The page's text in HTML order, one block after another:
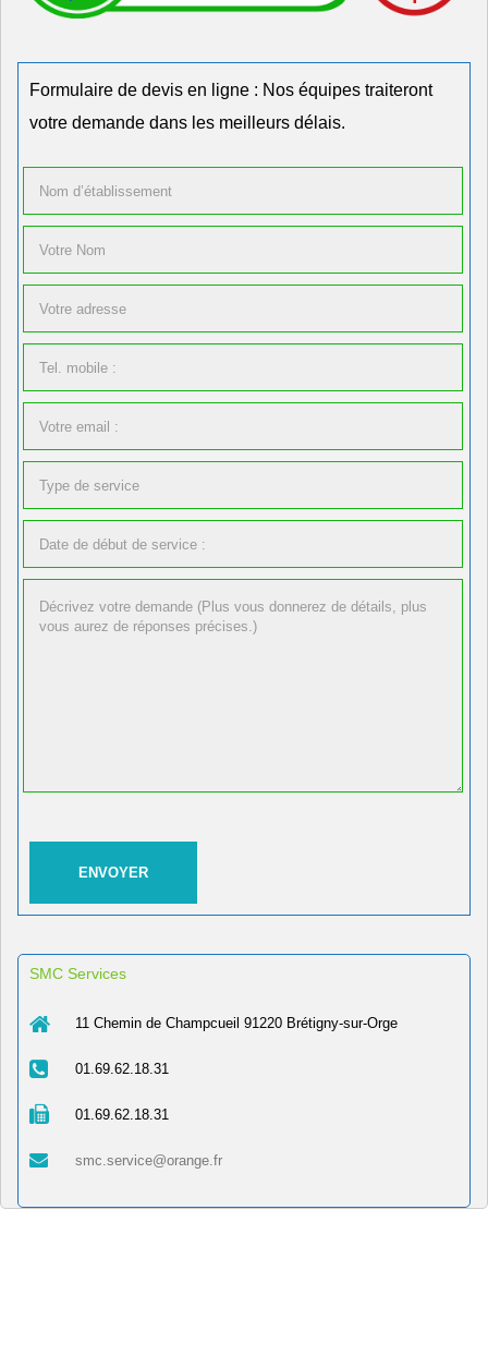
Formulaire de devis en ligne : Nos équipes traiteront
votre demande dans les meilleurs délais.
SMC Services
11 Chemin de Champcueil 91220 Brétigny-sur-Orge
01.69.62.18.31
01.69.62.18.31
smc.service@orange.fr